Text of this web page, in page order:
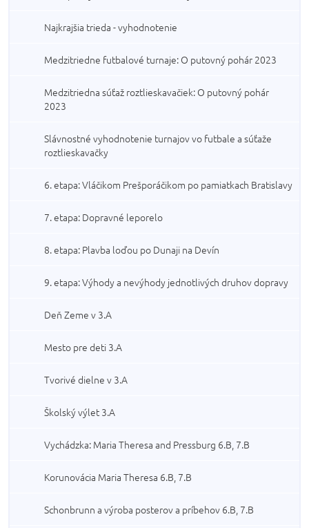
Najkrajšia trieda - vyhodnotenie
Medzitriedne futbalové turnaje: O putovný pohár 2023
Medzitriedna súťaž roztlieskavačiek: O putovný pohár
2023
Slávnostné vyhodnotenie turnajov vo futbale a súťaže
roztlieskavačky
6. etapa: Vláčikom Prešporáčikom po pamiatkach Bratislavy
7. etapa: Dopravné leporelo
8. etapa: Plavba loďou po Dunaji na Devín
9. etapa: Výhody a nevýhody jednotlivých druhov dopravy
Deň Zeme v 3.A
Mesto pre deti 3.A
Tvorivé dielne v 3.A
Školský výlet 3.A
Vychádzka: Maria Theresa and Pressburg 6.B, 7.B
Korunovácia Maria Theresa 6.B, 7.B
Schonbrunn a výroba posterov a príbehov 6.B, 7.B